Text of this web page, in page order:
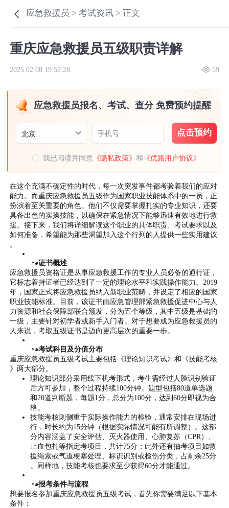
应急救援员 >考试资讯 > 正文
重庆应急救援员五级职责详解
2025.02.08 19:52:28 59
应急救援员报名、考试、查分 免费预约提醒
北京 手机号 点击预约
我已阅读并同意 《隐私政策》和 《优路用户协议》
在这个充满不确定性的时代，每一次突发事件都考验着我们的应对
能力。而重庆应急救援员五级作为国家职业技能体系中的一员，正
扮演着至关重要的角色。他们不仅需要掌握扎实的专业知识，还要
具备出色的实操技能，以确保在紧急情况下能够迅速有效地进行救
援。接下来，我们将详细解读这个职业的具体职责、考试要求以及
如何准备，希望能为那些渴望加入这个行列的人提供一些实用建议
。
◔◕证书概述
应急救援员资格证是从事应急救援工作的专业人员必备的通行证，
它标志着持证者已经达到了一定的理论水平和实践操作能力。2019
年，国家正式将应急救援员纳入新职业范畴，并设定了相应的国家
职业技能标准。目前，该证书由应急管理部紧急救援促进中心与人
力资源和社会保障部联合颁发，分为五个等级，其中五级是基础的
一级，主要针对初学者或新手入门者。对于想要成为应急救援员的
人来说，考取五级证书是迈向更高层次的重要一步。
◔◕考试科目及分值分布
重庆应急救援员五级考试主要包括《理论知识考试》和《技能考核
》两大部分。
理论知识部分采用线下机考形式，考生需经过人脸识别验证
后方可参加，整个过程持续100分钟。题型包括80道单选题
和20道判断题，每题1分，总分为100分，达到60分即视为合
格。
技能考核则侧重于实际操作能力的检验，通常安排在现场进
行，时长约为15分钟（根据实际情况可能有所调整）。这部
分内容涵盖了安全评估、灭火器使用、心肺复苏（CPR）、
止血包扎等指定考项目，共计75分；此外还有抽考项目如救
援绳索或气道梗塞处理、标识识别或检伤分类，占剩余25分
。同样地，技能考核也要求至少获得60分才能通过。
◔◕报考条件与流程
想要报名参加重庆应急救援员五级考试，首先你需要满足以下基本
条件：